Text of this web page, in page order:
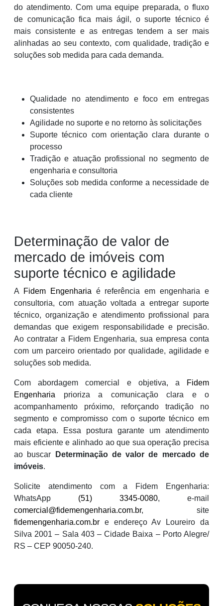
do atendimento. Com uma equipe preparada, o fluxo
de comunicação fica mais ágil, o suporte técnico é
mais consistente e as entregas tendem a ser mais
alinhadas ao seu contexto, com qualidade, tradição e
soluções sob medida para cada demanda.
Qualidade no atendimento e foco em entregas
consistentes
Agilidade no suporte e no retorno às solicitações
Suporte técnico com orientação clara durante o
processo
Tradição e atuação profissional no segmento de
engenharia e consultoria
Soluções sob medida conforme a necessidade de
cada cliente
Determinação de valor de
mercado de imóveis com
suporte técnico e agilidade
A Fidem Engenharia é referência em engenharia e
consultoria, com atuação voltada a entregar suporte
técnico, organização e atendimento profissional para
demandas que exigem responsabilidade e precisão.
Ao contratar a Fidem Engenharia, sua empresa conta
com um parceiro orientado por qualidade, agilidade e
soluções sob medida.
Com abordagem comercial e objetiva, a
Fidem
Engenharia prioriza a comunicação clara e o
acompanhamento próximo, reforçando tradição no
segmento e compromisso com o suporte técnico em
cada etapa. Essa postura garante um atendimento
mais eficiente e alinhado ao que sua operação precisa
ao buscar
Determinação de valor de mercado de
imóveis.
Solicite atendimento com a Fidem Engenharia:
WhatsApp (51) 3345-0080, e-mail
comercial@fidemengenharia.com.br, site
fidemengenharia.com.br e endereço Av Loureiro da
Silva 2001 – Sala 403 – Cidade Baixa – Porto Alegre/
RS – CEP 90050-240.